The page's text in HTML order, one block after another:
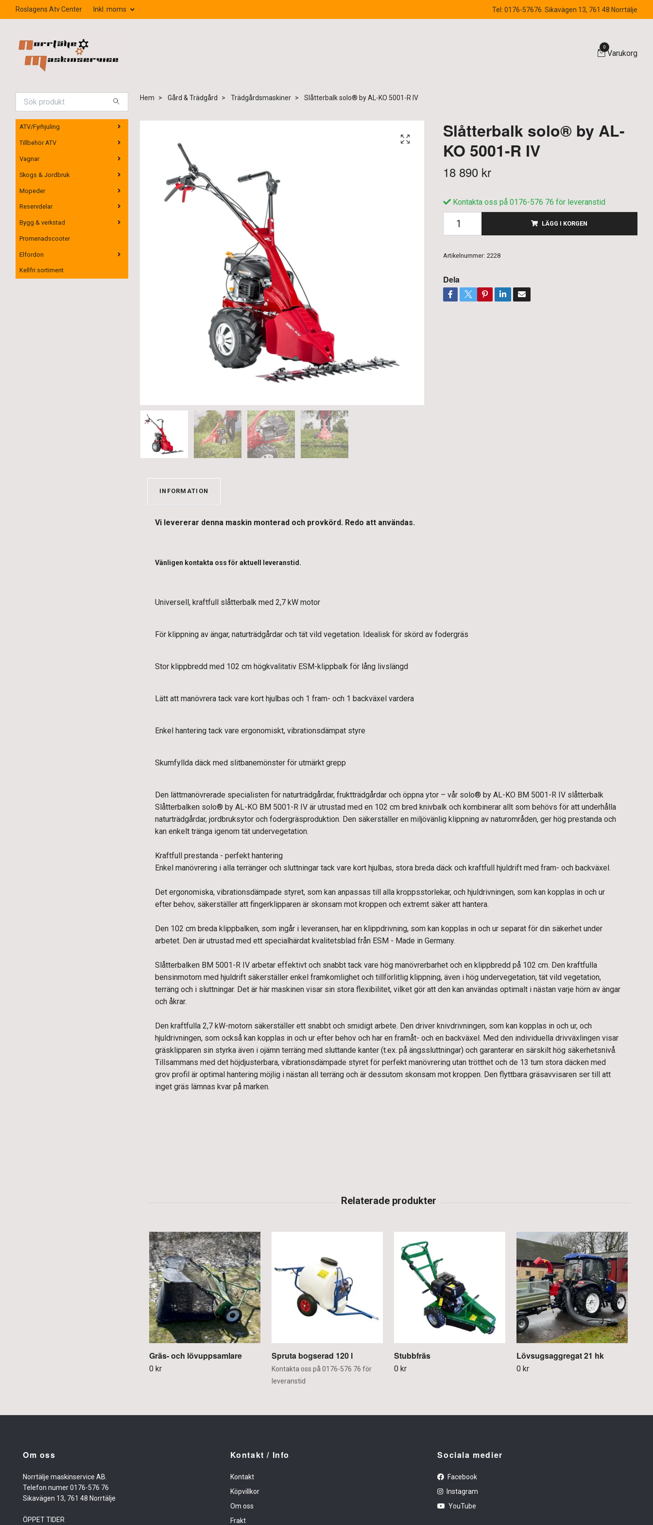
Roslagens Atv Center Inkl. moms Tel: 0176-57676. Sikavägen 13, 761 48 Norrtälje
0
Varukorg
ATV/Fyrhjuling
Tillbehör ATV
Vagnar
Skogs & Jordbruk
Mopeder
Reservdelar
Bygg & verkstad
Promenadscooter
Elfordon
Kellfri sortiment
Hem Gård & Trädgård Trädgårdsmaskiner Slåtterbalk solo® by AL-KO 5001-R IV
Slåtterbalk solo® by AL-
KO 5001-R IV
18 890 kr
Kontakta oss på 0176-576 76 för leveranstid
LÄGG I KORGEN
Artikelnummer: 2228
Dela
INFORMATION
Vi levererar denna maskin monterad och provkörd. Redo att användas.
Vänligen kontakta oss för aktuell leveranstid.
Universell, kraftfull slåtterbalk med 2,7 kW motor
För klippning av ängar, naturträdgårdar och tät vild vegetation. Idealisk för skörd av fodergräs
Stor klippbredd med 102 cm högkvalitativ ESM-klippbalk för lång livslängd
Lätt att manövrera tack vare kort hjulbas och 1 fram- och 1 backväxel vardera
Enkel hantering tack vare ergonomiskt, vibrationsdämpat styre
Skumfyllda däck med slitbanemönster för utmärkt grepp
Den lättmanövrerade specialisten för naturträdgårdar, fruktträdgårdar och öppna ytor – vår solo® by AL-KO BM 5001-R IV slåtterbalk
Slåtterbalken solo® by AL-KO BM 5001-R IV är utrustad med en 102 cm bred knivbalk och kombinerar allt som behövs för att underhålla
naturträdgårdar, jordbruksytor och fodergräsproduktion. Den säkerställer en miljövänlig klippning av naturområden, ger hög prestanda och
kan enkelt tränga igenom tät undervegetation.
Kraftfull prestanda - perfekt hantering
Enkel manövrering i alla terränger och sluttningar tack vare kort hjulbas, stora breda däck och kraftfull hjuldrift med fram- och backväxel.
Det ergonomiska, vibrationsdämpade styret, som kan anpassas till alla kroppsstorlekar, och hjuldrivningen, som kan kopplas in och ur
efter behov, säkerställer att fingerklipparen är skonsam mot kroppen och extremt säker att hantera.
Den 102 cm breda klippbalken, som ingår i leveransen, har en klippdrivning, som kan kopplas in och ur separat för din säkerhet under
arbetet. Den är utrustad med ett specialhärdat kvalitetsblad från ESM - Made in Germany.
Slåtterbalken BM 5001-R IV arbetar effektivt och snabbt tack vare hög manövrerbarhet och en klippbredd på 102 cm. Den kraftfulla
bensinmotorn med hjuldrift säkerställer enkel framkomlighet och tillförlitlig klippning, även i hög undervegetation, tät vild vegetation,
terräng och i sluttningar. Det är här maskinen visar sin stora flexibilitet, vilket gör att den kan användas optimalt i nästan varje hörn av ängar
och åkrar.
Den kraftfulla 2,7 kW-motorn säkerställer ett snabbt och smidigt arbete. Den driver knivdrivningen, som kan kopplas in och ur, och
hjuldrivningen, som också kan kopplas in och ur efter behov och har en framåt- och en backväxel. Med den individuella drivväxlingen visar
gräsklipparen sin styrka även i ojämn terräng med sluttande kanter (t.ex. på ängssluttningar) och garanterar en särskilt hög säkerhetsnivå.
Tillsammans med det höjdjusterbara, vibrationsdämpade styret för perfekt manövrering utan trötthet och de 13 tum stora däcken med
grov profil är optimal hantering möjlig i nästan all terräng och är dessutom skonsam mot kroppen. Den flyttbara gräsavvisaren ser till att
inget gräs lämnas kvar på marken.
Gräs- och lövuppsamlare
0 kr
Spruta bogserad 120 l
Kontakta oss på 0176-576 76 för
leveranstid
Stubbfräs
0 kr
Lövsugsaggregat 21 hk
0 kr
Om oss
Norrtälje maskinservice AB.
Telefon numer 0176-576 76
Sikavägen 13, 761 48 Norrtälje
ÖPPET TIDER
Kontakt / Info
Kontakt
Köpvillkor
Om oss
Frakt
Sociala medier
Facebook
Instagram
YouTube